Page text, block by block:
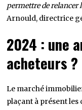
permettre de relancer
Arnould, directrice
2024 : une
acheteurs ?
Le marché
plaçant à présent les